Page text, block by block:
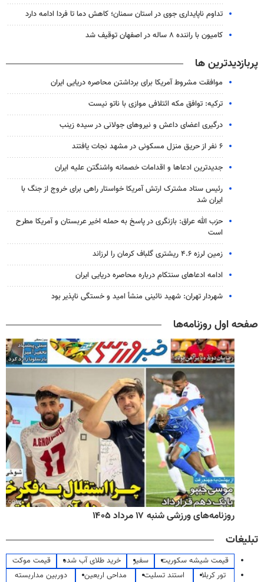
تداوم ناپایداری جوی در استان سمنان؛ کاهش دما تا فردا ادامه دارد
کامیون با راننده ۸ ساله در اصفهان توقیف شد
پربازدیدترین ها
موافقت مشروط آمریکا برای برداشتن محاصره دریایی ایران
ترکیه: توافق مکه ائتلافی موازی با ناتو نیست
درگیری اعضای داعش و نیروهای جولانی در سیده زینب
۶ نفر از حریق منزل مسکونی در مشهد نجات یافتند
جدیدترین ادعاها و اقدامات خصمانه واشنگتن علیه ایران
رئیس ستاد مشترک ارتش آمریکا خواستار راهی برای خروج از جنگ با
ایران شد
حزب الله عراق: بازنگری در پاسخ به حمله اخیر عربستان و آمریکا مطرح
است
زمین لرزه ۴.۶ ریشتری گلباف کرمان را لرزاند
ادامه ادعاهای سنتکام درباره محاصره دریایی ایران
شهردار تهران: شهید نائینی منشأ امید و خستگی‌ ناپذیر بود
صفحه اول روزنامه‌ها
روزنامه‌های ورزشی شنبه ۱۷ مرداد ۱۴۰۵
تبلیغات
قیمت شیشه سکوریت سفیر خرید طلای آب شده
قیمت موکت
تور کربلا
استند تسلیت مداحی اربعین
دوربین مداربسته